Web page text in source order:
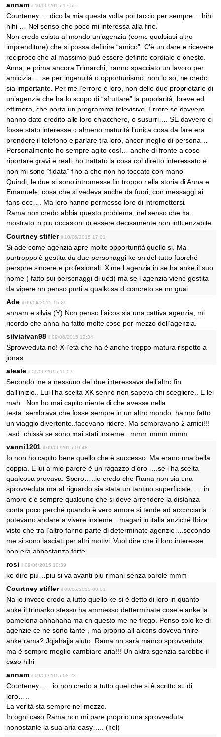
annam il 10/06/2015 17:55
Courteney…. dico la mia questa volta poi taccio per sempre… hihi
hihi … Nel senso che poco mi interessa alla fine.
Non credo esista al mondo un’agenzia (come qualsiasi altro
imprenditore) che si possa definire “amico”. C’è un dare e ricevere
reciproco che al massimo può essere definito cordiale e onesto.
Anna, e prima ancora Trimarchi, hanno spacciato un lavoro per
amicizia…. se per ingenuità o opportunismo, non lo so, ne credo
sia importante. Per me l’errore è loro, non delle due proprietarie di
un’agenzia che ha lo scopo di “sfruttare” la popolarità, breve ed
effimera, che porta un programma televisivo. Errore se davvero
hanno dato credito alle loro chiacchere, o susurri…. SE davvero ci
fosse stato interesse o almeno maturità l’unica cosa da fare era
prendere il telefono e parlare tra loro, ancor meglio di persona…
Personalmente ho sempre agito così… anche di fronte a cose
riportare gravi e reali, ho trattato la cosa col diretto interessato e
non mi sono “fidata” fino a che non ho toccato con mano.
Quindi, le due si sono intromesse fin troppo nella storia di Anna e
Emanuele, cosa che si vedeva anche da fuori, con messaggi ai
fans ecc…. Ma loro hanno permesso loro di intromettersi.
Rama non credo abbia questo problema, nel senso che ha
mostrato in più occasioni di essere decisamente non influenzabile.
Courtney stifler il 10/06/2015 17:01
Si ade come agenzia apre molte opportunità quello si. Ma
purtroppo è gestita da due personaggi ke sn del tutto fuorché
perspne sincere e profesionali. X me l agenzia in se ha anke il suo
nome ( fatto sui personaggi di ued) ma se l agenzia viene gestita
da vipere nn penso porti a qualkosa d concreto se nn guai
Ade il 09/06/2015 15:29
annam e silvia (Y) Non penso l’aicos sia una cattiva agenzia, mi
ricordo che anna ha fatto molte cose per mezzo dell’agenzia.
silviaivan98 il 09/06/2015 12:34
Sprovveduta no! X l’età che ha è anche troppo matura rispetto a
jonas
aleale il 09/06/2015 11:07
Secondo me a nessuno dei due interessava dell’altro fin
dall’inizio.. Lui l’ha scelta XK sennò non sapeva chi scegliere.. E lei
mah.. Non ho mai capito niente di che avesse nella
testa..sembrava che fosse sempre in un altro mondo..hanno fatto
un viaggio divertente..facevano ridere. Ma sembravano 2 amici!!!
:asd: chissà se sono mai stati insieme.. mmm mmm mmm
vanni1201 il 09/06/2015 10:48
Io non ho capito bene quello che è successo. Ma erano una bella
coppia. E lui a mio parere è un ragazzo d’oro ….se l ha scelta
qualcosa provava. Spero…..io credo che Rama non sia una
sprovveduta ma al riguardo sia stata un tantino superficiale …..in
amore c’è sempre qualcuno che si deve arrendere la distanza
conta poco perché quando è vero amore si tende ad accorciarla…
potevano andare a vivere insieme…magari in italia anziché Ibiza
visto che tra l’altro fanno parte di determinate agenzie….secondo
me si sono lasciati per altri motivi. Vuol dire che il loro interesse
non era abbastanza forte.
rosi il 09/06/2015 10:39
ke dire piu…piu si va avanti piu rimani senza parole mmm
Courtney stifler il 09/06/2015 09:01
Na io invece credo a tutto quello ke si è detto di loro in quanto
anke il trimarko stesso ha ammesso detterminate cose e anke la
pamelona ahhahaha ma cn questo me ne frego. Penso solo ke di
agenzie ce ne sono tante , ma proprio all aicons doveva finire
anke rama? Jqjahajja aiuto. Rama nn sarà manco sprovveduta,
ma è sempre meglio cambiare aria!!! Un aktra sgenzia sarebbe il
caso hihi
annam il 09/06/2015 08:28
Courteney……io non credo a tutto quel che si è scritto su di
loro…..
La verità sta sempre nel mezzo.
In ogni caso Rama non mi pare proprio una sprovveduta,
nonostante la sua aria easy….. (hel)